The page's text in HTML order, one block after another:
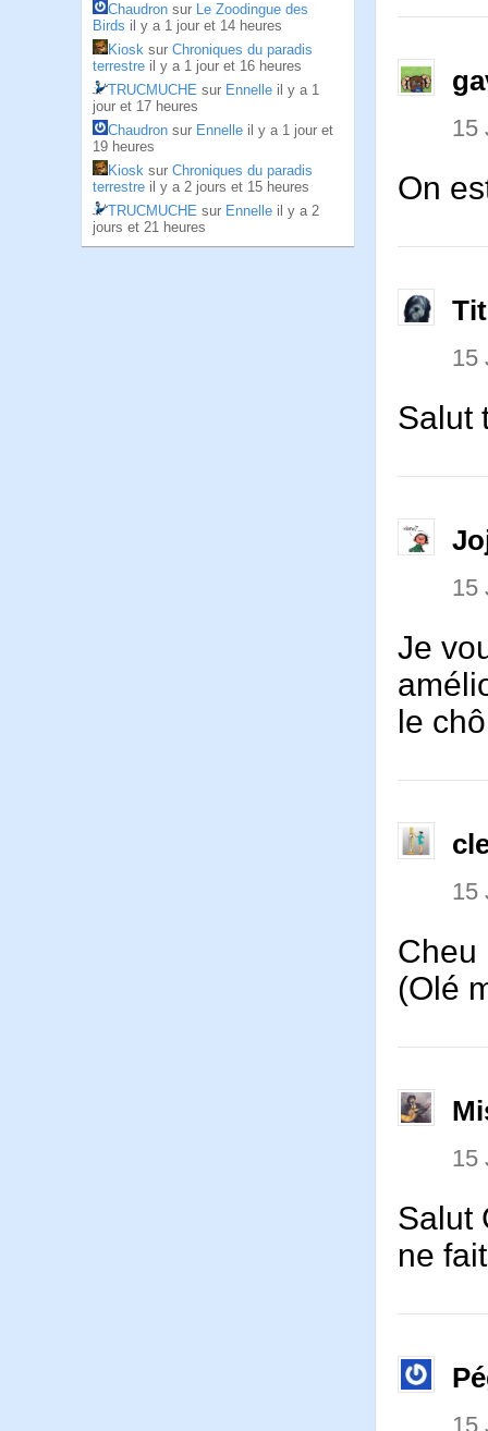
Chaudron sur Le Zoodingue des
Birds il y a 1 jour et 14 heures
Kiosk sur Chroniques du paradis
terrestre il y a 1 jour et 16 heures
TRUCMUCHE sur Ennelle il y a 1
jour et 17 heures
Chaudron sur Ennelle il y a 1 jour et
19 heures
Kiosk sur Chroniques du paradis
terrestre il y a 2 jours et 15 heures
TRUCMUCHE sur Ennelle il y a 2
jours et 21 heures
15
On
15
Salut
15
Je
le
15
Cheu
(Olé
15
Salut
ne
15